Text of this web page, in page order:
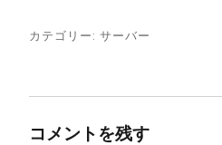
カテゴリー:サーバー
コメントを残す